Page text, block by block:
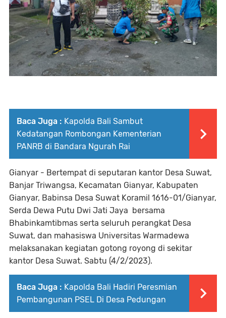
Baca Juga : Kapolda Bali Sambut
Kedatangan Rombongan Kementerian
PANRB di Bandara Ngurah Rai
Gianyar - Bertempat di seputaran kantor Desa Suwat,
Banjar Triwangsa, Kecamatan Gianyar, Kabupaten
Gianyar, Babinsa Desa Suwat Koramil 1616-01/Gianyar,
Serda Dewa Putu Dwi Jati Jaya bersama
Bhabinkamtibmas serta seluruh perangkat Desa
Suwat, dan mahasiswa Universitas Warmadewa
melaksanakan kegiatan gotong royong di sekitar
kantor Desa Suwat. Sabtu (4/2/2023).
Baca Juga : Kapolda Bali Hadiri Peresmian
Pembangunan PSEL Di Desa Pedungan